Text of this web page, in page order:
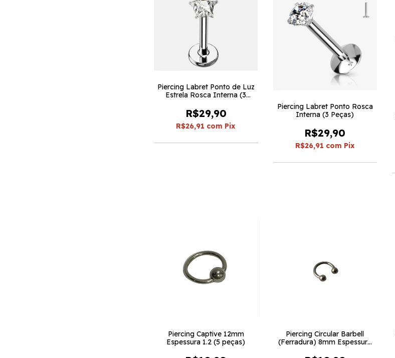
Piercing Labret Ponto de Luz
Estrela Rosca Interna (3
R$29,90
R$26,91 com Pix
Piercing Labret Ponto Rosca
Interna (3 Peças)
R$29,90
R$26,91 com Pix
Piercing Captive 12mm
Espessura 1.2 (5 peças)
Piercing Circular Barbell
(Ferradura) 8mm Espessura